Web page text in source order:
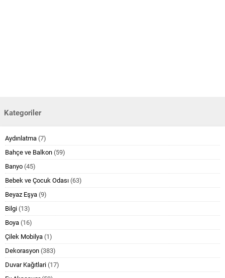
Kategoriler
Aydınlatma (7)
Bahçe ve Balkon (59)
Banyo (45)
Bebek ve Çocuk Odası (63)
Beyaz Eşya (9)
Bilgi (13)
Boya (16)
Çilek Mobilya (1)
Dekorasyon (383)
Duvar Kağıtlari (17)